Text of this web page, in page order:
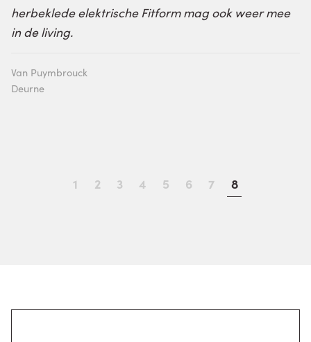
herbeklede elektrische Fitform mag ook weer mee
in de living.
Van Puymbrouck
Deurne
1 2 3 4 5 6 7 8